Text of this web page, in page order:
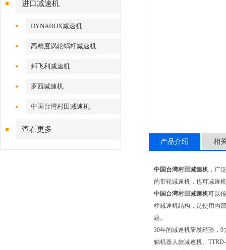
进口减速机
DYNABOX减速机
高精度涡轮蜗杆减速机
邦飞利减速机
罗西减速机
中国台湾村田减速机
查看更多
产品介绍 相
中国台湾村田减速机，广
的带轮减速机，也可减速
中国台湾村田减速机可以
柱减速机结构，是使用内
题。
30年的减速机研发经验，
轴机器人款减速机、